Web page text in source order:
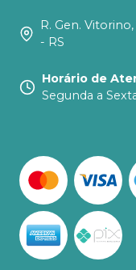
R. Gen.
- RS
Horário de
Segunda a